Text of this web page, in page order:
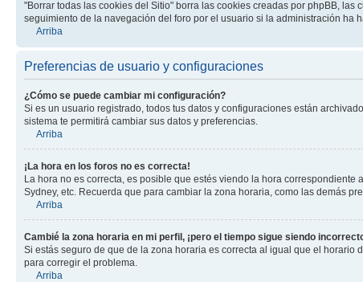
"Borrar todas las cookies del Sitio" borra las cookies creadas por phpBB,
seguimiento de la navegación del foro por el usuario si la administración ha
Arriba
Preferencias de usuario y configuraciones
¿Cómo se puede cambiar mi configuración?
Si es un usuario registrado, todos tus datos y configuraciones están
sistema te permitirá cambiar sus datos y preferencias.
Arriba
¡La hora en los foros no es correcta!
La hora no es correcta, es posible que estés viendo la hora
Sydney, etc. Recuerda que para cambiar la zona horaria, como las demás
Arriba
Cambié la zona horaria en mi perfil, ¡pero el tiempo sigue siendo
Si estás seguro de que de la zona horaria es correcta al igual que el
para corregir el problema.
Arriba